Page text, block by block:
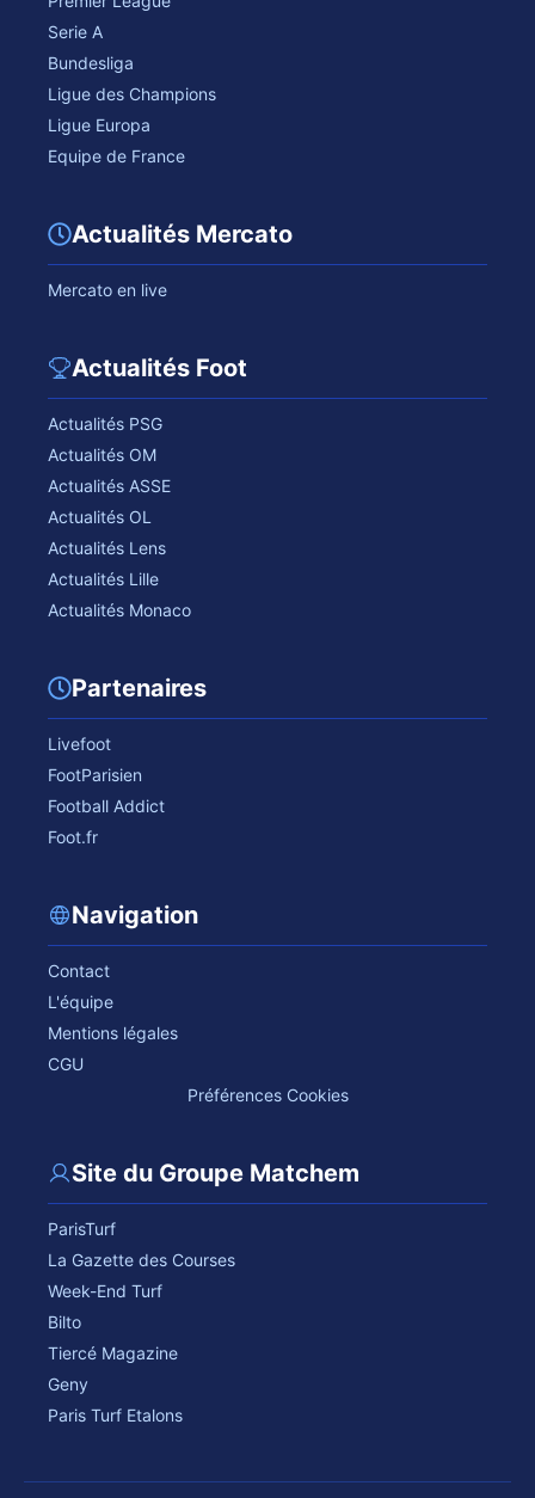
Serie A
Bundesliga
Ligue des Champions
Ligue Europa
Equipe de France
Actualités Mercato
Mercato en live
Actualités Foot
Actualités PSG
Actualités OM
Actualités ASSE
Actualités OL
Actualités Lens
Actualités Lille
Actualités Monaco
Partenaires
Livefoot
FootParisien
Football Addict
Foot.fr
Navigation
Contact
L'équipe
Mentions légales
CGU
Préférences Cookies
Site du Groupe Matchem
ParisTurf
La Gazette des Courses
Week-End Turf
Bilto
Tiercé Magazine
Geny
Paris Turf Etalons